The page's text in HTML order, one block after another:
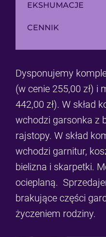
EKSHUMACJE
CENNIK
Dysponujemy
(w cenie 255,00 zł) i
442,00 zł). W skład
wchodzi garsonka z
rajstopy. W skład
wchodzi garnitur,
bielizna i skarpetki.
ocieplaną.
brakujące części
życzeniem rodziny.